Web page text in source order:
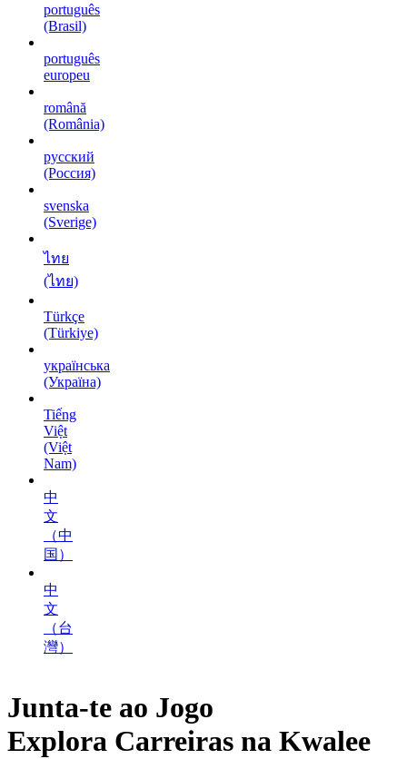
português
(Brasil)
português
europeu
română
(România)
русский
(Россия)
svenska
(Sverige)
ไทย
(ไทย)
Türkçe
(Türkiye)
українська
(Україна)
Tiếng
Việt
(Việt
Nam)
中
文
（中
国）
中
文
（台
灣）
Junta-te ao Jogo
Explora Carreiras na Kwalee